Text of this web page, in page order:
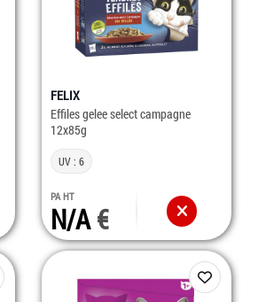
FELIX
Effiles gelee select campagne
12x85g
UV : 6
PA HT
N/A